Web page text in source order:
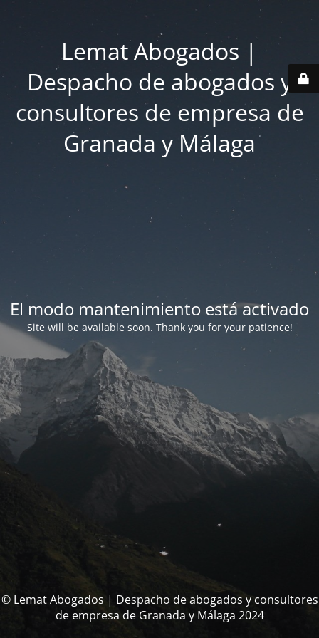
Lemat Abogados |
Despacho de abogados y
consultores de empresa de
Granada y Málaga
El modo mantenimiento está activado
Site will be available soon. Thank you for your patience!
© Lemat Abogados | Despacho de abogados y consultores
de empresa de Granada y Málaga 2024